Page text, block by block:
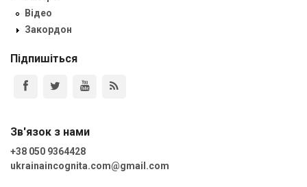
Відео
Закордон
Підпишіться
Зв'язок з нами
+38 050 9364428
ukrainaincognita.com@gmail.com